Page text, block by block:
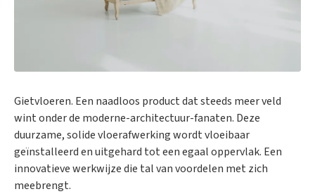
Gietvloeren. Een naadloos product dat steeds meer veld
wint onder de moderne-architectuur-fanaten. Deze
duurzame, solide vloerafwerking wordt vloeibaar
geïnstalleerd en uitgehard tot een egaal oppervlak. Een
innovatieve werkwijze die tal van voordelen met zich
meebrengt.